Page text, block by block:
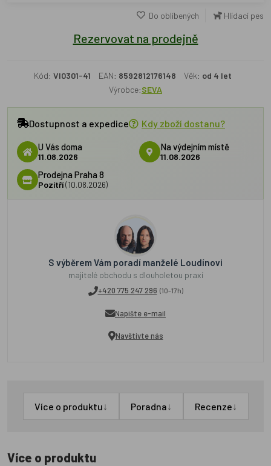
Do oblíbených Hlídací pes
Rezervovat na prodejně
Kód: VI0301-41 EAN: 8592812176148 Věk: od 4 let
Výrobce:SEVA
Dostupnost a expedice Kdy zboží dostanu?
U Vás doma
11.08.2026
Na výdejním místě
11.08.2026
Prodejna Praha 8
Pozítří(10.08.2026)
S výběrem Vám poradí manželé Loudínovi
majitelé obchodu s dlouholetou praxí
+420 775 247 296 (10-17h)
Napište e-mail
Navštivte nás
Více o produktu↓ Poradna↓ Recenze↓
Více o produktu